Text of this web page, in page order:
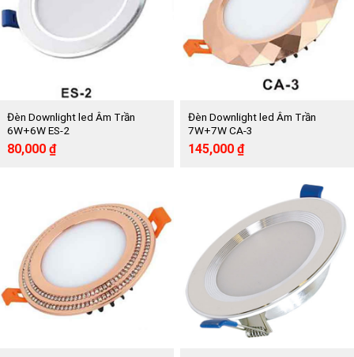
Đèn Downlight led Âm Trần
6W+6W ES-2
Giá
gốc
80,000 ₫Giá
hiện
Đèn Downlight led Âm Trần
7W+7W CA-3
Giá
145,000 ₫Giá
hiện
145,000 ₫.